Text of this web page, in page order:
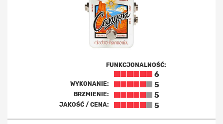
FUNKCJONALNOŚĆ:
6
WYKONANIE: 5
BRZMIENIE: 5
JAKOŚĆ / CENA: 5